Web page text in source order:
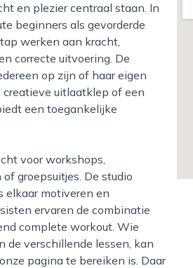
beginners als gevorderde
werken aan kracht,
correcte uitvoering. De
op zijn of haar eigen
uitlaatklep of een
een toegankelijke
groepsuitjes. De studio
elkaar motiveren en
ervaren de combinatie
complete workout. Wie
de verschillende lessen, kan
pagina te bereiken is. Daar